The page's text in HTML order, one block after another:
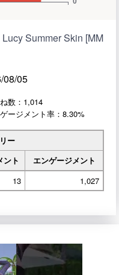
Summer Skin [MM
08/05
数：1,014
ージメント率：8.30%
ー
ント
エンゲージメント
13 1,027